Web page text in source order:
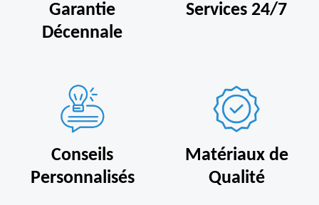
Garantie
Décennale
Services 24/7
Conseils
Personnalisés
Matériaux de
Qualité